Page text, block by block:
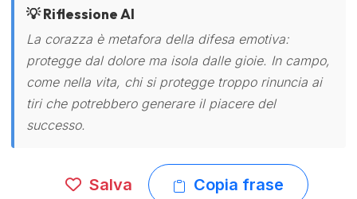
💡 Riflessione AI
La corazza è metafora della difesa emotiva:
protegge dal dolore ma isola dalle gioie. In campo,
come nella vita, chi si protegge troppo rinuncia ai
tiri che potrebbero generare il piacere del
successo.
Salva Copia frase